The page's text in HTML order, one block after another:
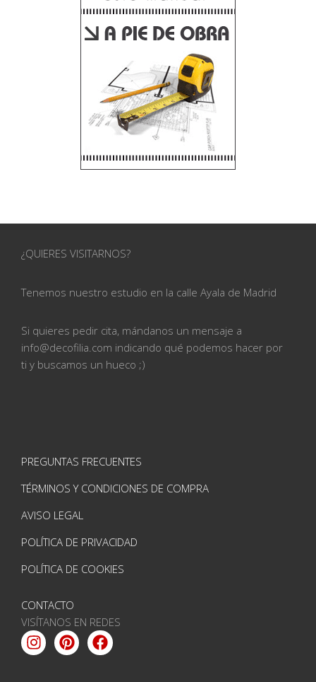
¿QUIERES VISITARNOS?
Tenemos nuestro estudio en la calle Ayala de Madrid
Si quieres pedir cita, mándanos un mensaje a
info@decofilia.com indicando qué podemos hacer por
ti y buscamos un hueco ;)
PREGUNTAS FRECUENTES
TÉRMINOS Y CONDICIONES DE COMPRA
AVISO LEGAL
POLÍTICA DE PRIVACIDAD
POLÍTICA DE COOKIES
CONTACTO
VISÍTANOS EN REDES
Instagram
PinterestFacebook